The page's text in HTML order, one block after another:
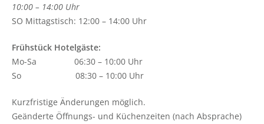
10:00 – 14:00 Uhr
SO Mittagstisch: 12:00 – 14:00 Uhr
Frühstück Hotelgäste:
Mo-Sa 06:30 – 10:00 Uhr
So 08:30 – 10:00 Uhr
Kurzfristige Änderungen möglich.
Geänderte Öffnungs- und Küchenzeiten (nach Absprache)